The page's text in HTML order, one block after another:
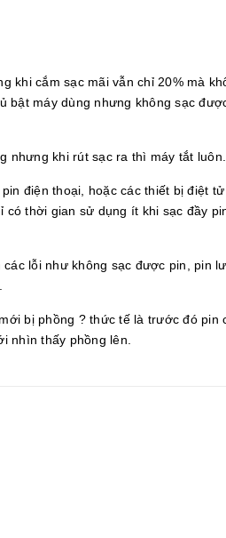
khi cắm sạc mãi vẫn chỉ 20% mà
bật máy dùng nhưng không sạc
nhưng khi rút sạc ra thì máy tắt luôn.
điện thoại, hoặc các thiết bị điệt
có thời gian sử dụng ít khi sạc đầy
lỗi như không sạc được pin, pin
bị phồng ? thức tế là trước đó pin
nhìn thấy phồng lên.